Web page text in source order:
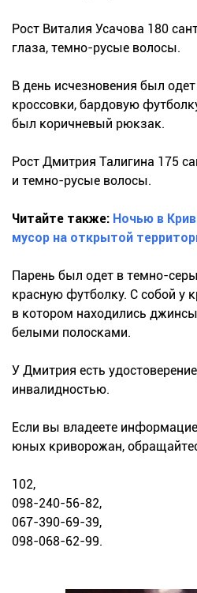
Рост Виталия Усачова 180
глаза, темно-русые волосы.
В день исчезновения был
кроссовки, бардовую
был коричневый рюкзак.
Рост Дмитрия Талигина 175
и темно-русые волосы.
Читайте также: Ночью в
мусор на открытой
Парень был одет в темно-
красную футболку. С собой у
в котором находились
белыми полосками.
У Дмитрия есть
инвалидностью.
Если вы владеете
юных криворожан,
102,
098-240-56-82,
067-390-69-39,
098-068-62-99.